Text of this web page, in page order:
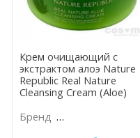
Крем очищающий с
экстрактом алоэ Nature
Republic Real Nature
Cleansing Cream (Aloe)
Бренд NATURE